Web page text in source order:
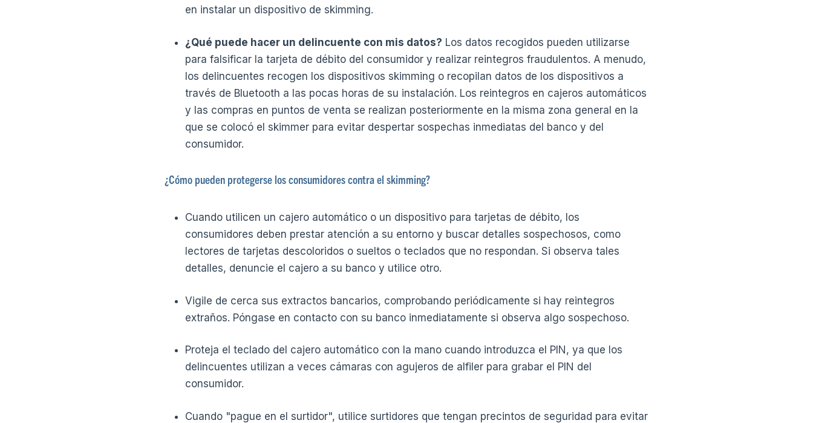
en instalar un dispositivo de skimming.
¿Qué puede hacer un delincuente con mis datos? Los datos recogidos pueden utilizarse
para falsificar la tarjeta de débito del consumidor y realizar reintegros fraudulentos. A menudo,
los delincuentes recogen los dispositivos skimming o recopilan datos de los dispositivos a
través de Bluetooth a las pocas horas de su instalación. Los reintegros en cajeros automáticos
y las compras en puntos de venta se realizan posteriormente en la misma zona general en la
que se colocó el skimmer para evitar despertar sospechas inmediatas del banco y del
consumidor.
¿Cómo pueden protegerse los consumidores contra el skimming?
Cuando utilicen un cajero automático o un dispositivo para tarjetas de débito, los
consumidores deben prestar atención a su entorno y buscar detalles sospechosos, como
lectores de tarjetas descoloridos o sueltos o teclados que no respondan. Si observa tales
detalles, denuncie el cajero a su banco y utilice otro.
Vigile de cerca sus extractos bancarios, comprobando periódicamente si hay reintegros
extraños. Póngase en contacto con su banco inmediatamente si observa algo sospechoso.
Proteja el teclado del cajero automático con la mano cuando introduzca el PIN, ya que los
delincuentes utilizan a veces cámaras con agujeros de alfiler para grabar el PIN del
consumidor.
Cuando "pague en el surtidor", utilice surtidores que tengan precintos de seguridad para evitar